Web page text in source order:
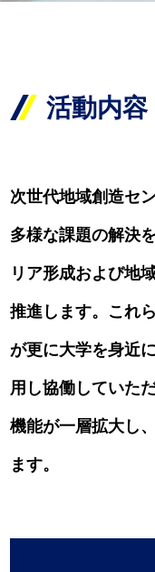
活動内容
次世代地域創造セ
多様な課題の解決
リア形成および地
推進します。これ
が更に大学を身近
用し協働していた
機能が一層拡大し
ます。